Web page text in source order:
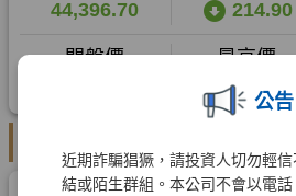
公告
近期詐騙猖獗，請投資人切勿輕
結或陌生群組。本公司不會以電